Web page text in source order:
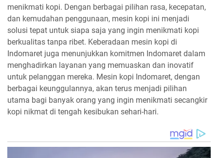
menikmati kopi. Dengan berbagai pilihan rasa, kecepatan,
dan kemudahan penggunaan, mesin kopi ini menjadi
solusi tepat untuk siapa saja yang ingin menikmati kopi
berkualitas tanpa ribet. Keberadaan mesin kopi di
Indomaret juga menunjukkan komitmen Indomaret dalam
menghadirkan layanan yang memuaskan dan inovatif
untuk pelanggan mereka. Mesin kopi Indomaret, dengan
berbagai keunggulannya, akan terus menjadi pilihan
utama bagi banyak orang yang ingin menikmati secangkir
kopi nikmat di tengah kesibukan sehari-hari.